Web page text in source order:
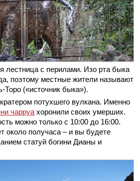
лестница с перилами. Изо рта быка
поэтому местные жители называют
Торо («источник быка»).
потухшего вулкана. Именно
чарруа хоронили своих умерших.
можно только с 10:00 до 16:00.
около получаса – и вы будете
статуй богини Дианы и